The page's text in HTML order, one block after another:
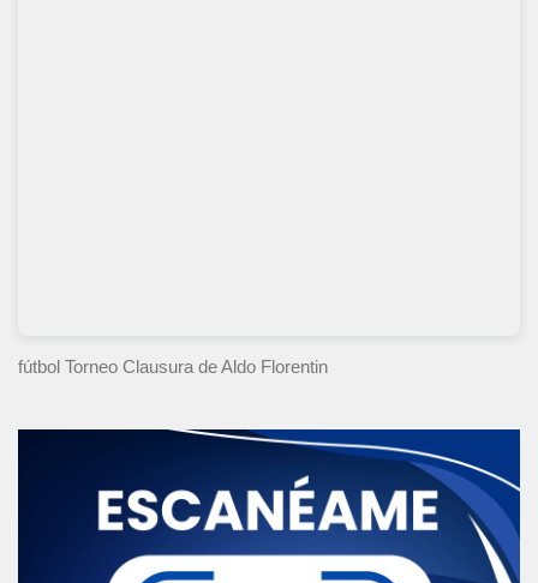
fútbol Torneo Clausura de Aldo Florentin